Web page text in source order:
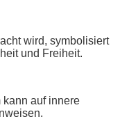
wird, symbolisiert
und Freiheit.
kann auf innere